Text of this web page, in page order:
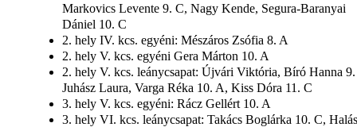
Markovics Levente 9. C, Nagy Kende, Segura-Baranyai
Dániel 10. C
2. hely IV. kcs. egyéni: Mészáros Zsófia 8. A
2. hely V. kcs. egyéni Gera Márton 10. A
2. hely V. kcs. leánycsapat: Újvári Viktória, Bíró Hanna
Juhász Laura, Varga Réka 10. A, Kiss Dóra 11. C
3. hely V. kcs. egyéni: Rácz Gellért 10. A
3. hely VI. kcs. leánycsapat: Takács Boglárka 10. C,